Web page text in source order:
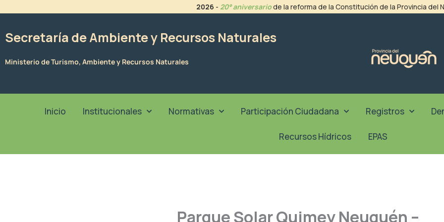
2026 - 20° aniversariode la reforma de la Constitución de la Provincia del
Secretaría de Ambiente y Recursos Naturales
Ministerio de Turismo, Ambiente y Recursos Naturales
Inicio Institucionales Normativas Participación Ciudadana Registros
Recursos Hídricos EPAS
Parque Solar Quimey Neuquén –